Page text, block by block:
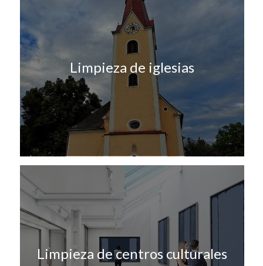
Limpieza de iglesias
Limpieza de centros culturales